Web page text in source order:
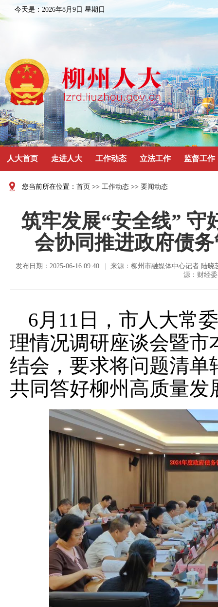
今天是： 2026年8月9日 星期日
人大首页 走进人大 工作动态 立法工作 监督工作
您当前所在位置： 首页 >> 工作动态 >> 要闻动态
筑牢发展“安全线” 守
会协同推进政府债
发布日期：2025-06-16 09:40 | 来源：柳州市融媒体中心记者 陆晓
源：财经
6月11日，市人大常
理情况调研座谈会暨
结会，要求将问题清
共同答好柳州高质量发